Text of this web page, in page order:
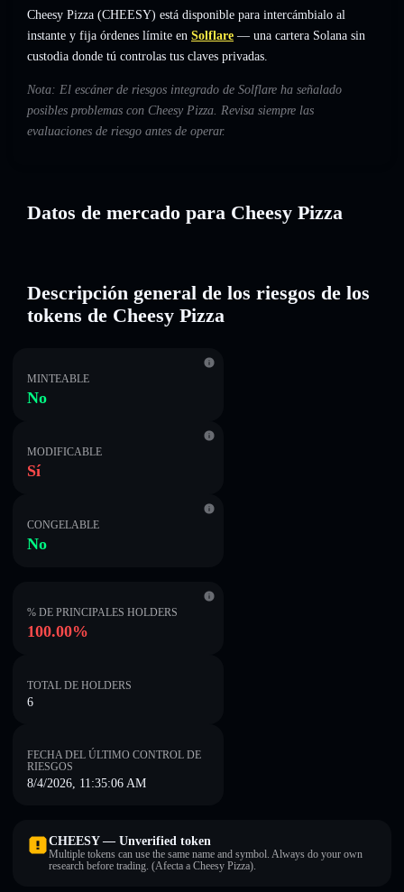
Cheesy Pizza (CHEESY) está disponible para intercámbialo al
instante y fija órdenes límite en Solflare — una cartera Solana sin
custodia donde tú controlas tus claves privadas.
Nota: El escáner de riesgos integrado de Solflare ha señalado
posibles problemas con Cheesy Pizza. Revisa siempre las
evaluaciones de riesgo antes de operar.
Datos de mercado para Cheesy Pizza
Descripción general de los riesgos de los
tokens de Cheesy Pizza
MINTEABLE
No
MODIFICABLE
Sí
CONGELABLE
No
% DE PRINCIPALES HOLDERS
100.00%
TOTAL DE HOLDERS
6
FECHA DEL ÚLTIMO CONTROL DE
RIESGOS
8/4/2026, 11:35:06 AM
CHEESY — Unverified token
Multiple tokens can use the same name and symbol. Always do your own
research before trading. (Afecta a Cheesy Pizza).